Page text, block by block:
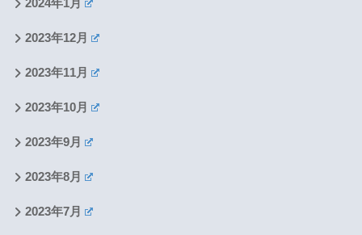
2024年1月
2023年12月
2023年11月
2023年10月
2023年9月
2023年8月
2023年7月